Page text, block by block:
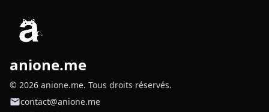
anione.me
© 2026 anione.me. Tous droits réservés.
contact@anione.me